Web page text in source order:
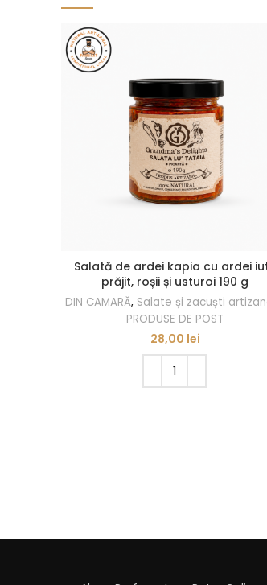
Salată de ardei kapia cu ardei
prăjit, roșii și usturoi 190 g
DIN CAMARĂ, Salate și zacuști
PRODUSE DE POST
28,00 lei